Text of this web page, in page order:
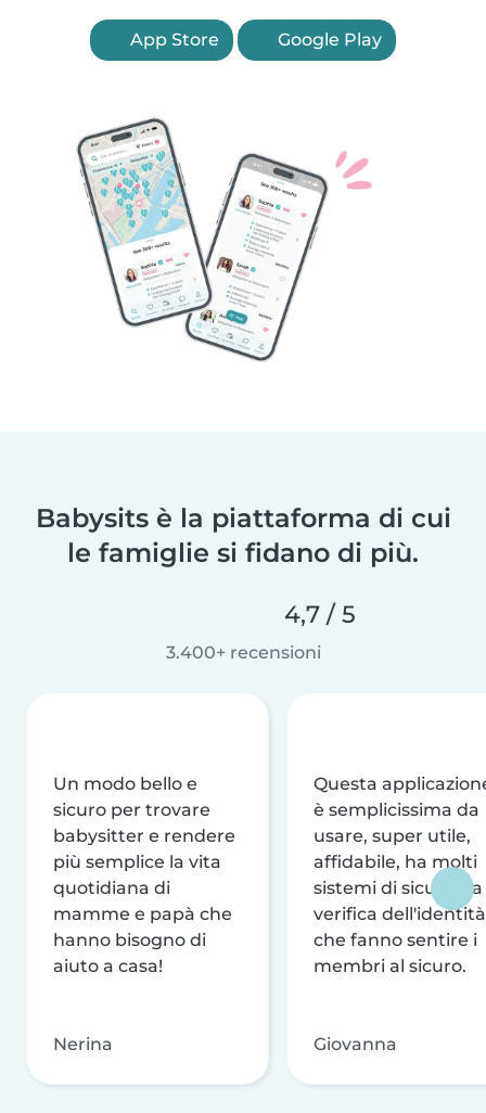
App Store Google Play
Babysits è la piattaforma di cui
le famiglie si fidano di più.
4,7 / 5
3.400+ recensioni
Un modo bello e
sicuro per trovare
babysitter e rendere
più semplice la vita
quotidiana di
mamme e papà che
hanno bisogno di
aiuto a casa!
Nerina
Questa
è semplicissima da
usare, super utile,
affidabile, ha molti
sistemi di sicurezza
verifica dell'identità
che fanno sentire i
membri al sicuro.
Giovanna